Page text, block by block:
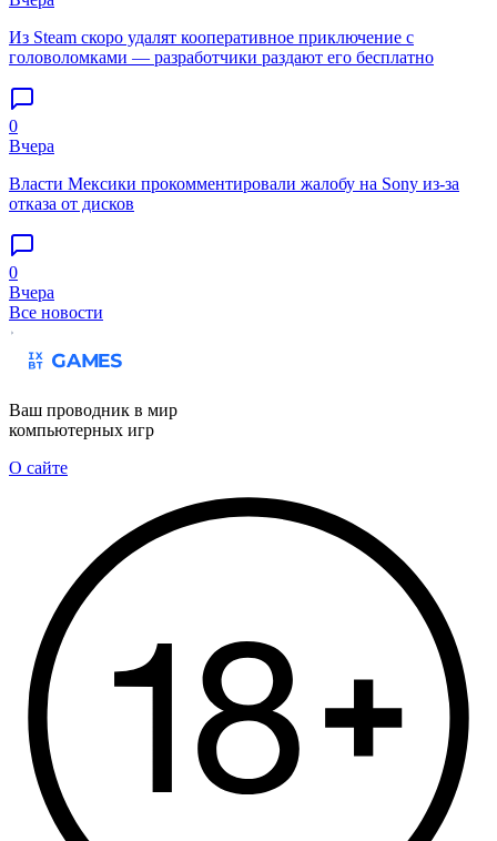
Из Steam скоро удалят кооперативное приключение с
головоломками — разработчики раздают его бесплатно
0
Вчера
Власти Мексики прокомментировали жалобу на Sony из-за
отказа от дисков
0
Вчера
Все новости
Ваш проводник в мир
компьютерных игр
О сайте